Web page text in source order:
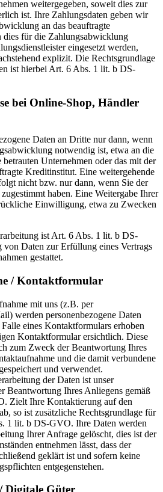
weitergegeben, soweit dies zur
ist. Ihre Zahlungsdaten geben wir
an das beauftragte
für die Zahlungsabwicklung
eingesetzt werden,
explizit. Die Rechtsgrundlage
ist hierbei Art. 6 Abs. 1 lit. b DS-
bei Online-Shop, Händler
Daten an Dritte nur dann, wenn
notwendig ist, etwa an die
Unternehmen oder das mit der
Kreditinstitut. Eine weitergehende
nicht bzw. nur dann, wenn Sie der
haben. Eine Weitergabe Ihrer
Einwilligung, etwa zu Zwecken
ist Art. 6 Abs. 1 lit. b DS-
Daten zur Erfüllung eines Vertrags
gestattet.
/ Kontaktformular
mit uns (z.B. per
werden personenbezogene Daten
eines Kontaktformulars erhoben
Kontaktformular ersichtlich. Diese
zum Zweck der Beantwortung Ihres
und die damit verbundene
und verwendet.
der Daten ist unser
Beantwortung Ihres Anliegens gemäß
Zielt Ihre Kontaktierung auf den
so ist zusätzliche Rechtsgrundlage für
1 lit. b DS-GVO. Ihre Daten werden
Ihrer Anfrage gelöscht, dies ist der
entnehmen lässt, dass der
geklärt ist und sofern keine
entgegenstehen.
Digitale Güter